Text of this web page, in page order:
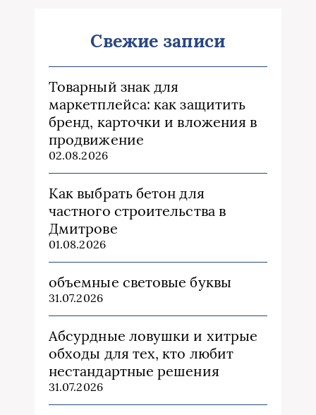
Свежие записи
Товарный знак для
маркетплейса: как защитить
бренд, карточки и вложения в
продвижение
02.08.2026
Как выбрать бетон для
частного строительства в
Дмитрове
01.08.2026
объемные световые буквы
31.07.2026
Абсурдные ловушки и хитрые
обходы для тех, кто любит
нестандартные решения
31.07.2026